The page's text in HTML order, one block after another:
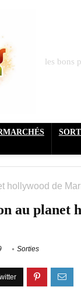
les bons
hollywood de
au planet
Sorties